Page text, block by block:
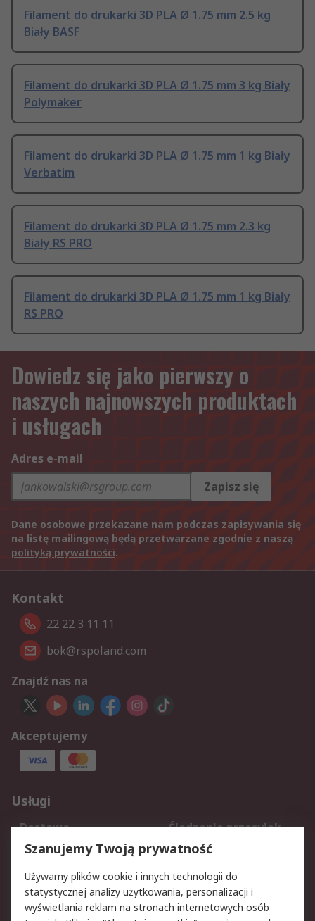
Filament do drukarki 3D PLA Ø 1.75 mm 2.5 kg
Biały BASF
Filament do drukarki 3D PLA Ø 1.75 mm 3 kg Biały
Polymaker
Filament do drukarki 3D PLA Ø 1.75 mm 1 kg Biały
Verbatim
Filament do drukarki 3D PLA Ø 1.75 mm 2.3 kg
Biały RS PRO
Filament do drukarki 3D PLA Ø 1.75 mm 1 kg Biały
RS PRO
Dowiedz się jako pierwszy o
naszych najnowszych produktach
i usługach
Adres e-mail
Zapisz się
Dane osobowe przekazane nam podczas zapisywania się
na listę mailingową będą przetwarzane zgodnie z naszą
polityką prywatności.
Kontakt
22 22 3 11 11
bok@rspoland.com
Znajdź nas na
Akceptujemy
Usługi
Dostawa
Śledzenie przesyłek
Reklamacje i zwroty
Rejestracja
Aspekty prawne
Szanujemy Twoją prywatność
Używamy plików cookie i innych technologii do
statystycznej analizy użytkowania, personalizacji i
wyświetlania reklam na stronach internetowych osób